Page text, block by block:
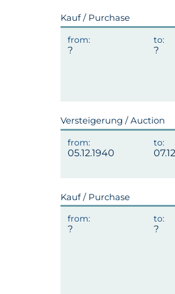
Kauf / Purchase
Versteigerung / Auction
05.12.1940
Kauf / Purchase